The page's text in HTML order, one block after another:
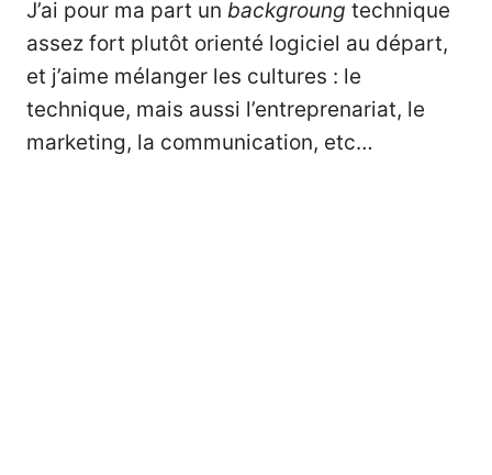
J’ai pour ma part un backgroung technique
assez fort plutôt orienté logiciel au départ,
et j’aime mélanger les cultures : le
technique, mais aussi l’entreprenariat, le
marketing, la communication, etc…